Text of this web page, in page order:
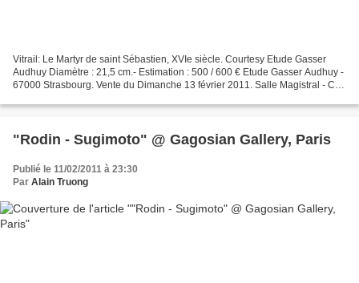
Vitrail: Le Martyr de saint Sébastien, XVIe siècle. Courtesy Etude Gasser
Audhuy Diamètre : 21,5 cm.- Estimation : 500 / 600 € Etude Gasser Audhuy -
67000 Strasbourg. Vente du Dimanche 13 février 2011. Salle Magistral - Cap
"Rodin - Sugimoto" @ Gagosian Gallery, Paris
Publié le 11/02/2011 à 23:30
Par Alain Truong